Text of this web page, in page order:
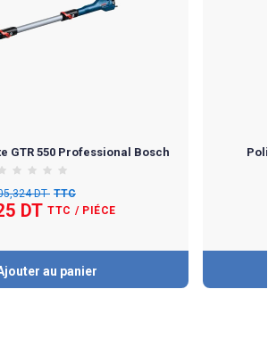
GTR 550 Professional Bosch
DT TTC
DT TTC / PIÉCE
au panier